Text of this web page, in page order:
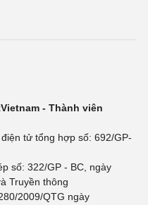
- Thành viên
tử tổng hợp số: 692/GP-
số: 322/GP - BC, ngày
Truyền thông
2009/QTG ngày